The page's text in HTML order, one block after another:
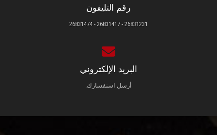
رقم التليفون
26831231 - 26831417 - 26831474
البريد الإلكتروني
أرسل استفسارك.